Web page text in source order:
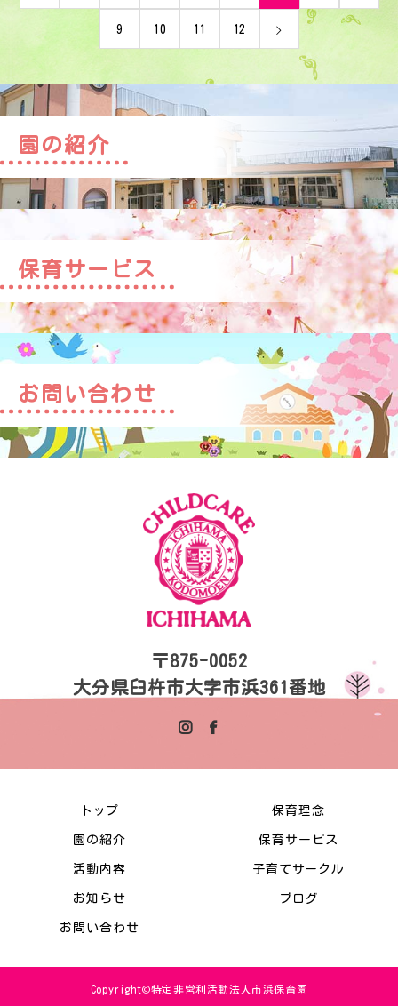
9 10 11 12
園の紹介
保育サービス
お問い合わせ
〒875-0052
大分県臼杵市大字市浜361番地
トップ 保育理念
園の紹介 保育サービス
活動内容 子育てサークル
お知らせ ブログ
お問い合わせ
Copyright©特定非営利活動法人市浜保育園